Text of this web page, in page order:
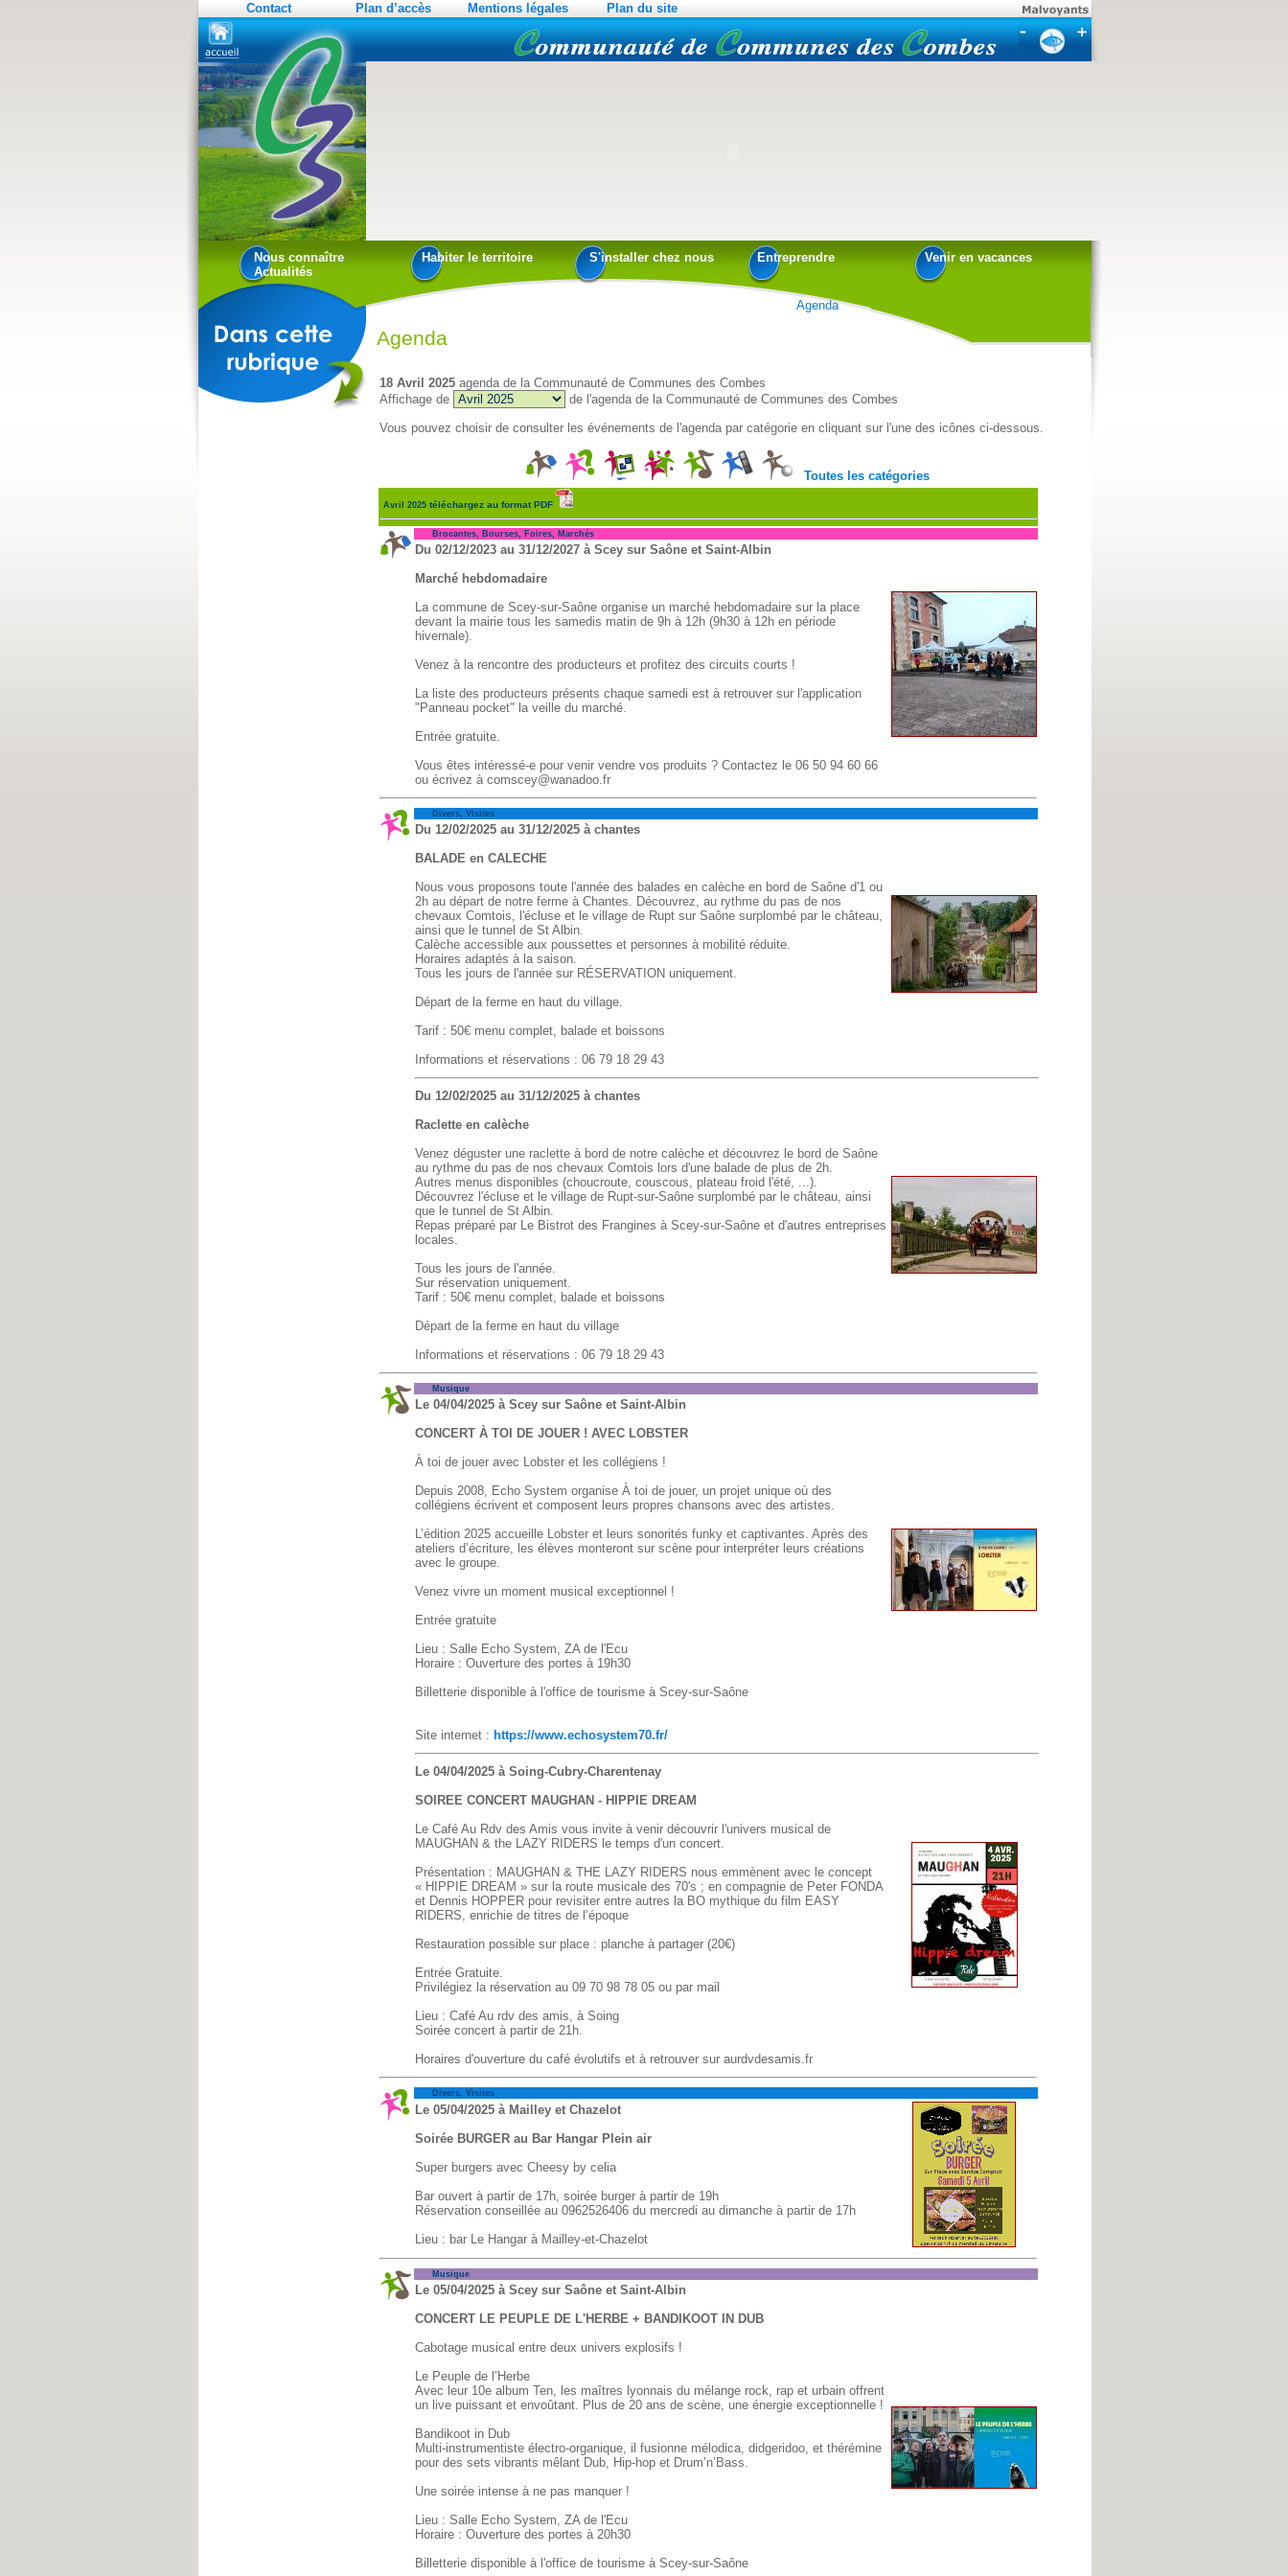
Contact Plan d’accès Mentions légales Plan du site
Nous connaître Habiter le territoire S'installer chez nous Entreprendre
Venir en vacances
Actualités
Agenda
Agenda
18 Avril 2025 agenda de la Communauté de Communes des Combes
Affichage de
de l'agenda de la Communauté de Communes des Combes
Vous pouvez choisir de consulter les événements de l'agenda par catégorie en cliquant sur l'une des icônes ci-dessous.
Toutes les catégories
Avril 2025 téléchargez au format PDF
Brocantes, Bourses, Foires, Marchés
Du 02/12/2023 au 31/12/2027 à Scey sur Saône et Saint-Albin
Marché hebdomadaire
La commune de Scey-sur-Saône organise un marché hebdomadaire sur la place
devant la mairie tous les samedis matin de 9h à 12h (9h30 à 12h en période
hivernale).
Venez à la rencontre des producteurs et profitez des circuits courts !
La liste des producteurs présents chaque samedi est à retrouver sur l'application
"Panneau pocket" la veille du marché.
Entrée gratuite.
Vous êtes intéressé-e pour venir vendre vos produits ? Contactez le 06 50 94 60 66
ou écrivez à comscey@wanadoo.fr
Divers, Visites
Du 12/02/2025 au 31/12/2025 à chantes
BALADE en CALECHE
Nous vous proposons toute l'année des balades en calèche en bord de Saône d'1 ou
2h au départ de notre ferme à Chantes. Découvrez, au rythme du pas de nos
chevaux Comtois, l'écluse et le village de Rupt sur Saône surplombé par le château,
ainsi que le tunnel de St Albin.
Calèche accessible aux poussettes et personnes à mobilité réduite.
Horaires adaptés à la saison.
Tous les jours de l'année sur RÉSERVATION uniquement.
Départ de la ferme en haut du village.
Tarif : 50€ menu complet, balade et boissons
Informations et réservations : 06 79 18 29 43
Du 12/02/2025 au 31/12/2025 à chantes
Raclette en calèche
Venez déguster une raclette à bord de notre calèche et découvrez le bord de Saône
au rythme du pas de nos chevaux Comtois lors d'une balade de plus de 2h.
Autres menus disponibles (choucroute, couscous, plateau froid l'été, ...).
Découvrez l'écluse et le village de Rupt-sur-Saône surplombé par le château, ainsi
que le tunnel de St Albin.
Repas préparé par Le Bistrot des Frangines à Scey-sur-Saône et d'autres entreprises
locales.
Tous les jours de l'année.
Sur réservation uniquement.
Tarif : 50€ menu complet, balade et boissons
Départ de la ferme en haut du village
Informations et réservations : 06 79 18 29 43
Musique
Le 04/04/2025 à Scey sur Saône et Saint-Albin
CONCERT À TOI DE JOUER ! AVEC LOBSTER
À toi de jouer avec Lobster et les collégiens !
Depuis 2008, Echo System organise À toi de jouer, un projet unique où des
collégiens écrivent et composent leurs propres chansons avec des artistes.
L’édition 2025 accueille Lobster et leurs sonorités funky et captivantes. Après des
ateliers d’écriture, les élèves monteront sur scène pour interpréter leurs créations
avec le groupe.
Venez vivre un moment musical exceptionnel !
Entrée gratuite
Lieu : Salle Echo System, ZA de l'Ecu
Horaire : Ouverture des portes à 19h30
Billetterie disponible à l'office de tourisme à Scey-sur-Saône
Site internet : https://www.echosystem70.fr/
Le 04/04/2025 à Soing-Cubry-Charentenay
SOIREE CONCERT MAUGHAN - HIPPIE DREAM
Le Café Au Rdv des Amis vous invite à venir découvrir l'univers musical de
MAUGHAN & the LAZY RIDERS le temps d'un concert.
Présentation : MAUGHAN & THE LAZY RIDERS nous emmènent avec le concept
« HIPPIE DREAM » sur la route musicale des 70's ; en compagnie de Peter FONDA
et Dennis HOPPER pour revisiter entre autres la BO mythique du film EASY
RIDERS, enrichie de titres de l’époque
Restauration possible sur place : planche à partager (20€)
Entrée Gratuite.
Privilégiez la réservation au 09 70 98 78 05 ou par mail
Lieu : Café Au rdv des amis, à Soing
Soirée concert à partir de 21h.
Horaires d'ouverture du café évolutifs et à retrouver sur aurdvdesamis.fr
Divers, Visites
Le 05/04/2025 à Mailley et Chazelot
Soirée BURGER au Bar Hangar Plein air
Super burgers avec Cheesy by celia
Bar ouvert à partir de 17h, soirée burger à partir de 19h
Réservation conseillée au 0962526406 du mercredi au dimanche à partir de 17h
Lieu : bar Le Hangar à Mailley-et-Chazelot
Musique
Le 05/04/2025 à Scey sur Saône et Saint-Albin
CONCERT LE PEUPLE DE L'HERBE + BANDIKOOT IN DUB
Cabotage musical entre deux univers explosifs !
Le Peuple de l’Herbe
Avec leur 10e album Ten, les maîtres lyonnais du mélange rock, rap et urbain offrent
un live puissant et envoûtant. Plus de 20 ans de scène, une énergie exceptionnelle !
Bandikoot in Dub
Multi-instrumentiste électro-organique, il fusionne mélodica, didgeridoo, et thérémine
pour des sets vibrants mêlant Dub, Hip-hop et Drum’n’Bass.
Une soirée intense à ne pas manquer !
Lieu : Salle Echo System, ZA de l'Ecu
Horaire : Ouverture des portes à 20h30
Billetterie disponible à l'office de tourisme à Scey-sur-Saône